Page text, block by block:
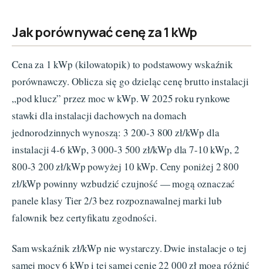
Jak porównywać cenę za 1 kWp
Cena za 1 kWp (kilowatopik) to podstawowy wskaźnik
porównawczy. Oblicza się go dzieląc cenę brutto instalacji
„pod klucz” przez moc w kWp. W 2025 roku rynkowe
stawki dla instalacji dachowych na domach
jednorodzinnych wynoszą: 3 200-3 800 zł/kWp dla
instalacji 4-6 kWp, 3 000-3 500 zł/kWp dla 7-10 kWp, 2
800-3 200 zł/kWp powyżej 10 kWp. Ceny poniżej 2 800
zł/kWp powinny wzbudzić czujność — mogą oznaczać
panele klasy Tier 2/3 bez rozpoznawalnej marki lub
falownik bez certyfikatu zgodności.
Sam wskaźnik zł/kWp nie wystarczy. Dwie instalacje o tej
samej mocy 6 kWp i tej samej cenie 22 000 zł mogą różnić